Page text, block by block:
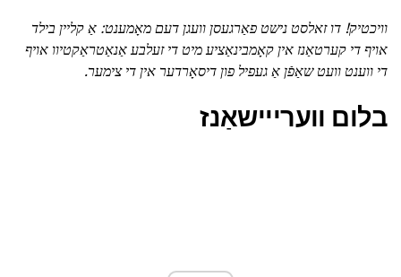
וויכטיק! דו זאלסט נישט פאַרגעסן וועגן דעם מאָמענט: אַ קליין בילד
אויף די קערטאַנז אין קאָמבינאַציע מיט די זעלבע אַנאַטראַקטיוו אויף
די ווענט וועט שאַפֿן אַ געפיל פון דיסאָרדער אין די צימער.
בלום ווערייישאַנז